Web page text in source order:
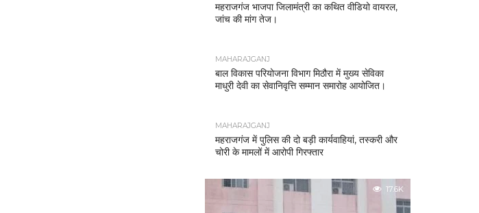
महराजगंज भाजपा जिलामंत्री का कथित वीडियो वायरल,
जांच की मांग तेज।
MAHARAJGANJ
बाल विकास परियोजना विभाग मिठौरा में मुख्य सेविका
माधुरी देवी का सेवानिवृत्ति सम्मान समारोह आयोजित।
MAHARAJGANJ
महराजगंज में पुलिस की दो बड़ी कार्यवाहियां, तस्करी और
चोरी के मामलों में आरोपी गिरफ्तार
17.6K